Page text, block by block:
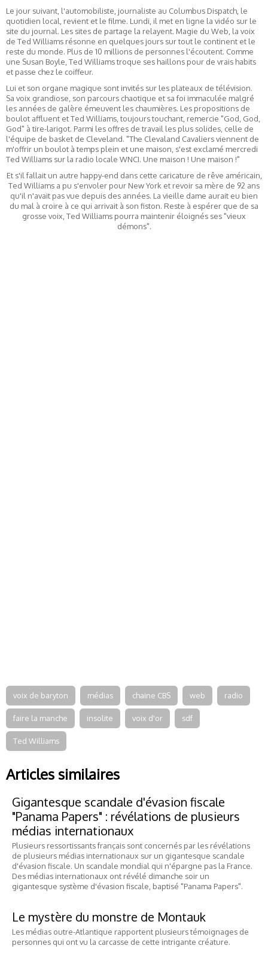
Le jour suivant, l'automobiliste, journaliste au Columbus Dispatch, le
quotidien local, revient et le filme. Lundi, il met en ligne la vidéo sur le
site du journal. Les sites de partage la relayent. Magie du Web, la voix
de Ted Williams résonne en quelques jours sur tout le continent et le
reste du monde. Plus de 10 millions de personnes l'écoutent. Comme
une Susan Boyle, Ted Williams troque ses haillons pour de vrais habits
et passe chez le coiffeur.
Lui et son organe magique sont invités sur les plateaux de télévision.
Sa voix grandiose, son parcours chaotique et sa foi immaculée malgré
les années de galère émeuvent les chaumières. Les propositions de
boulot affluent et Ted Williams, toujours touchant, remercie "God, God,
God" à tire-larigot. Parmi les offres de travail les plus solides, celle de
l'équipe de basket de Cleveland. "The Clevaland Cavaliers viennent de
m'offrir un boulot à temps plein et une maison, s'est exclamé mercredi
Ted Williams sur la radio locale WNCI. Une maison ! Une maison !"
Et s'il fallait un autre happy-end dans cette caricature de rêve américain,
Ted Williams a pu s'envoler pour New York et revoir sa mère de 92 ans
qu'il n'avait pas vue depuis des années. La vieille dame aurait eu bien
du mal à croire à ce qui arrivait à son fiston. Reste à espérer que de sa
grosse voix, Ted Williams pourra maintenir éloignés ses "vieux
démons".
voix de baryton médias chaine CBS web radio
faire la manche insolite voix d'or sdf
Ted Williams
Articles similaires
Gigantesque scandale d'évasion fiscale
"Panama Papers" : révélations de plusieurs
médias internationaux
Plusieurs ressortissants français sont concernés par les révélations
de plusieurs médias internationaux sur un gigantesque scandale
d'évasion fiscale. Un scandale mondial qui n'épargne pas la France.
Des médias internationaux ont révélé dimanche soir un
gigantesque système d'évasion fiscale, baptisé "Panama Papers".
Le mystère du monstre de Montauk
Les médias outre-Atlantique rapportent plusieurs témoignages de
personnes qui ont vu la carcasse de cette intrigante créature.